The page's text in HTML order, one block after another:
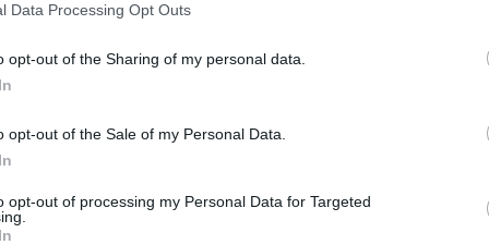
consent section.
Data Processing Opt Outs
opt-out of the Sharing of my personal data.
opt-out of the Sale of my Personal Data.
opt-out of processing my Personal Data for Targeted
cuevas con tinajas de barro de un 25 por ciento, ello es
que hasta el periodo del 2012, la mayoría de las cuevas
en las de las primeras 174 detectadas, que
el 2023,donde seguían siendo mayoría las de barro
en el año 2012, el número de 2.843 tinajas entre